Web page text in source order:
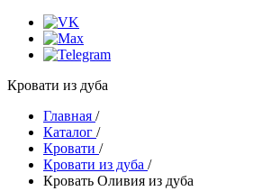
Кровати из дуба
Главная /
Каталог /
Кровати /
Кровати из дуба /
Кровать Оливия из дуба